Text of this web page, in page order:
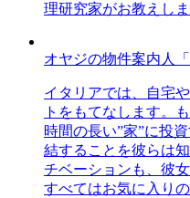
理研究家がお教えしま
オヤジの物件案内人
イタリアでは、自宅
トをもてなします。
時間の長い”家”に投
結することを彼らは
チベーションも、彼
すべてはお気に入り